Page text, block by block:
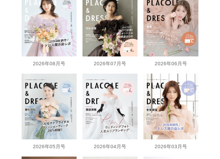
2026年08月号 2026年07月号 2026年06月号
2026年05月号 2026年04月号 2026年03月号